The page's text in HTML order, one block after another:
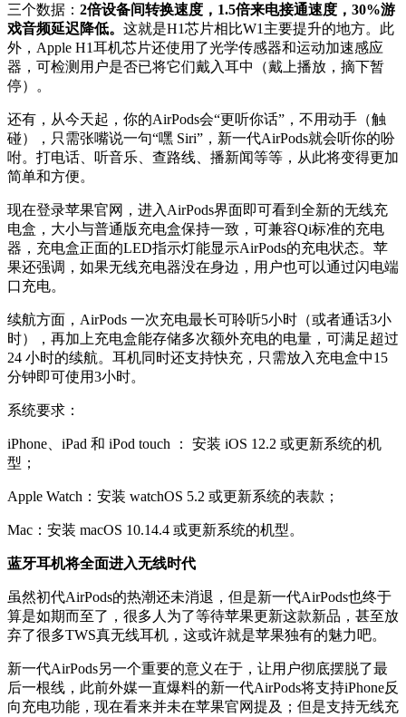
三个数据： 2倍设备间转换速度，1.5倍来电接通速度，30%游
戏音频延迟降低。 这就是H1芯片相比W1主要提升的地方。此
外，Apple H1耳机芯片还使用了光学传感器和运动加速感应
器，可检测用户是否已将它们戴入耳中（戴上播放，摘下暂
停）。
还有，从今天起，你的AirPods会“更听你话”，不用动手（触
碰），只需张嘴说一句“嘿 Siri”，新一代AirPods就会听你的吩
咐。打电话、听音乐、查路线、播新闻等等，从此将变得更加
简单和方便。
现在登录苹果官网，进入AirPods界面即可看到全新的无线充
电盒，大小与普通版充电盒保持一致，可兼容Qi标准的充电
器，充电盒正面的LED指示灯能显示AirPods的充电状态。苹
果还强调，如果无线充电器没在身边，用户也可以通过闪电端
口充电。
续航方面，AirPods 一次充电最长可聆听5小时（或者通话3小
时），再加上充电盒能存储多次额外充电的电量，可满足超过
24 小时的续航。耳机同时还支持快充，只需放入充电盒中15
分钟即可使用3小时。
系统要求：
iPhone、iPad 和 iPod touch ： 安装 iOS 12.2 或更新系统的机
型；
Apple Watch：安装 watchOS 5.2 或更新系统的表款；
Mac：安装 macOS 10.14.4 或更新系统的机型。
蓝牙耳机将全面进入无线时代
虽然初代AirPods的热潮还未消退，但是新一代AirPods也终于
算是如期而至了，很多人为了等待苹果更新这款新品，甚至放
弃了很多TWS真无线耳机，这或许就是苹果独有的魅力吧。
新一代AirPods另一个重要的意义在于，让用户彻底摆脱了最
后一根线，此前外媒一直爆料的新一代AirPods将支持iPhone反
向充电功能，现在看来并未在苹果官网提及；但是支持无线充